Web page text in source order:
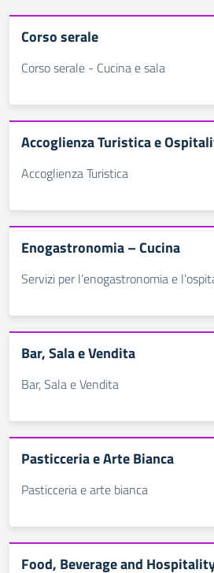
Corso serale
Corso serale - Cucina e sala
Accoglienza Turistica e
Accoglienza Turistica
Enogastronomia – Cucina
Servizi per l’enogastronomia e
Bar, Sala e Vendita
Bar, Sala e Vendita
Pasticceria e Arte Bianca
Pasticceria e arte bianca
Food, Beverage and